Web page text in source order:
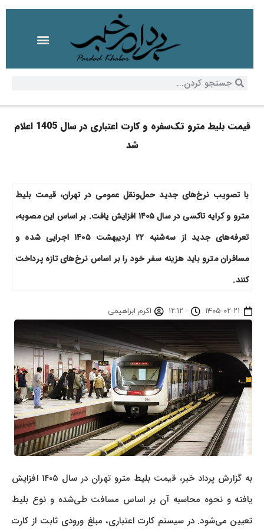
قیمت بلیط مترو تک‌سفره و کارت اعتباری در سال 1405 اعلام
شد
با تصویب نرخ‌های جدید حمل‌ونقل عمومی در تهران، قیمت بلیط
مترو و کرایه تاکسی در سال ۱۴۰۵ افزایش یافت. بر اساس این مصوبه،
تعرفه‌های جدید از سه‌شنبه ۲۲ اردیبهشت ۱۴۰۵ اجرایی شده و
مسافران مترو باید هزینه سفر خود را بر اساس نرخ‌های تازه پرداخت
کنند.
۱۴۰۵-۰۲-۲۱ - ۱۲:۱۲ اکرم ابراهیمی
به گزارش پرداد خبر، قیمت بلیط مترو تهران در سال ۱۴۰۵ افزایش
یافته و نحوه محاسبه آن بر اساس مسافت طی‌شده و نوع بلیط
تعیین می‌شود. در سیستم کارت اعتباری، مبلغ ورودی ثابت از کارت